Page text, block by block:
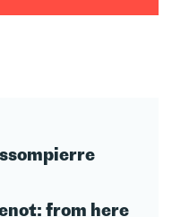
from here